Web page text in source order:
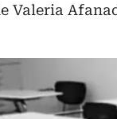
Valeria